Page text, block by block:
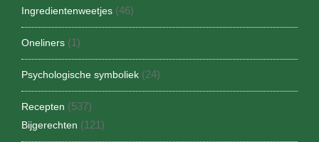
Ingredientenweetjes (46)
Oneliners (1)
Psychologische symboliek (24)
Recepten (537)
Bijgerechten (121)